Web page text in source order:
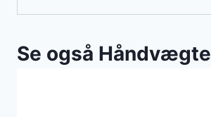
Se også Håndvægte